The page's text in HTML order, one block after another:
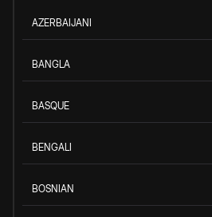
AZERBAIJANI
BANGLA
BASQUE
BENGALI
BOSNIAN